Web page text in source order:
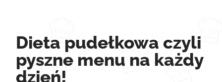
Dieta pudełkowa czyli
pyszne menu na każdy
dzień!